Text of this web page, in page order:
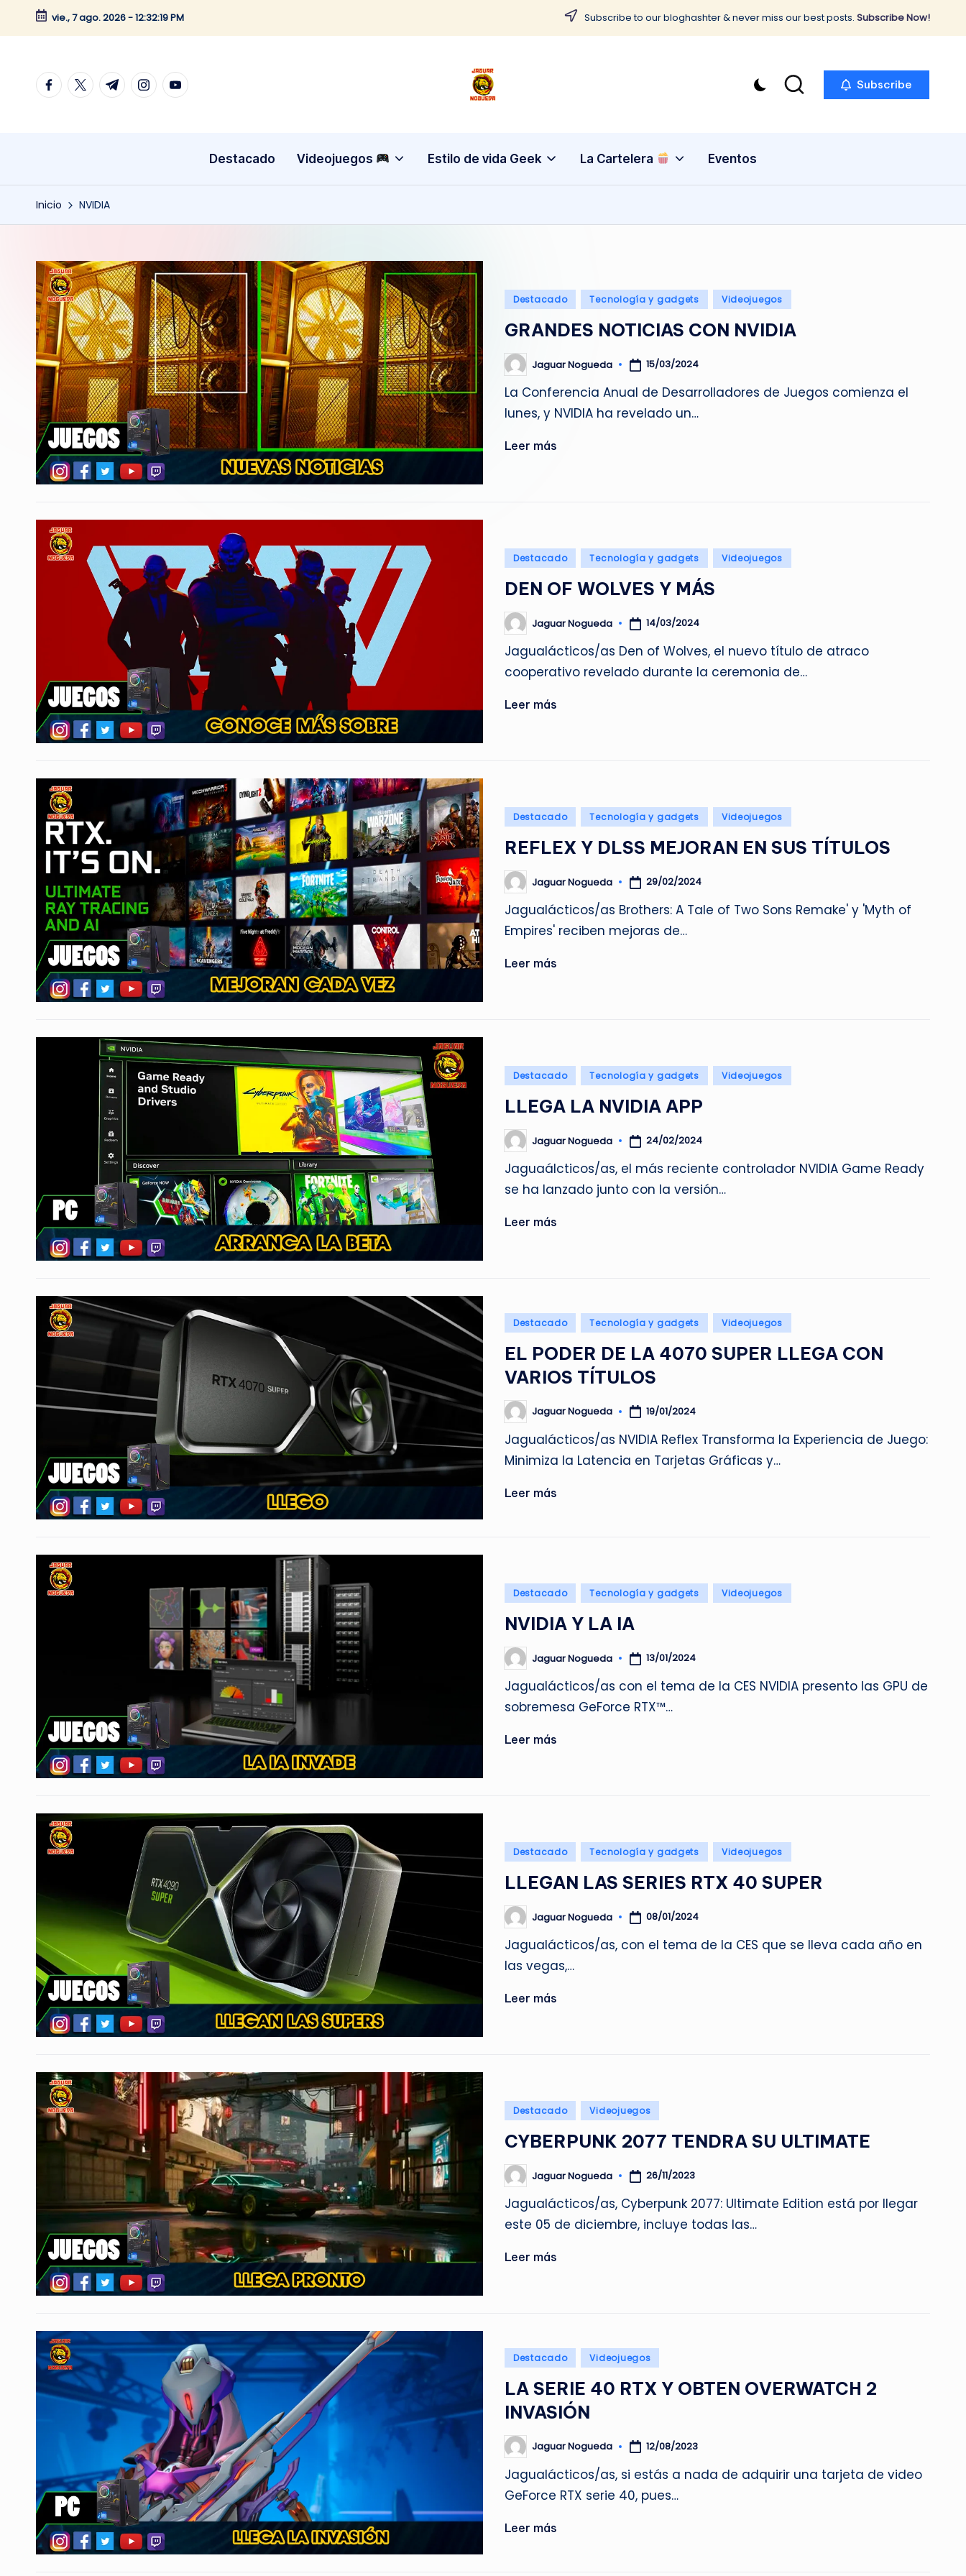
Saltar
contenido
vie., 7 ago. 2026-12:32:20 PM Subscribe to our bloghashter & never miss our best posts. Subscribe Now!
facebook.com
twitter.com
t.me instagram.com
youtube.com
J
g
u
a
u
e
CONTENIDO
Subscribe
Destacado Videojuegos Estilo de vida Geek La Cartelera Eventos
Inicio NVIDIA
Publicado
Destacado Tecnología y gadgets Videojuegos
GRANDES NOTICIAS CON NVIDIA
Publicado
por
Jaguar Nogueda 15/03/2024
La Conferencia Anual de Desarrolladores de Juegos comienza el
lunes, y NVIDIA ha revelado un…
Leer más
Publicado
Destacado Tecnología y gadgets Videojuegos
DEN OF WOLVES Y MÁS
Publicado
por
Jaguar Nogueda 14/03/2024
Jagualácticos/as Den of Wolves, el nuevo título de atraco
cooperativo revelado durante la ceremonia de…
Leer más
Publicado
Destacado Tecnología y gadgets Videojuegos
REFLEX Y DLSS MEJORAN EN SUS TÍTULOS
Publicado
por
Jaguar Nogueda 29/02/2024
Jagualácticos/as Brothers: A Tale of Two Sons Remake' y 'Myth of
Empires' reciben mejoras de…
Leer más
Publicado
Destacado Tecnología y gadgets Videojuegos
LLEGA LA NVIDIA APP
Publicado
por
Jaguar Nogueda 24/02/2024
Jaguaálcticos/as, el más reciente controlador NVIDIA Game Ready
se ha lanzado junto con la versión…
Leer más
Publicado
Destacado Tecnología y gadgets Videojuegos
EL PODER DE LA 4070 SUPER LLEGA CON
VARIOS TÍTULOS
Publicado
por
Jaguar Nogueda 19/01/2024
Jagualácticos/as NVIDIA Reflex Transforma la Experiencia de Juego:
Minimiza la Latencia en Tarjetas Gráficas y…
Leer más
Publicado
Destacado Tecnología y gadgets Videojuegos
NVIDIA Y LA IA
Publicado
por
Jaguar Nogueda 13/01/2024
Jagualácticos/as con el tema de la CES NVIDIA presento las GPU de
sobremesa GeForce RTX™…
Leer más
Publicado
Destacado Tecnología y gadgets Videojuegos
LLEGAN LAS SERIES RTX 40 SUPER
Publicado
por
Jaguar Nogueda 08/01/2024
Jagualácticos/as, con el tema de la CES que se lleva cada año en
las vegas,…
Leer más
Publicado
Destacado Videojuegos
CYBERPUNK 2077 TENDRA SU ULTIMATE
Publicado
por
Jaguar Nogueda 26/11/2023
Jagualácticos/as, Cyberpunk 2077: Ultimate Edition está por llegar
este 05 de diciembre, incluye todas las…
Leer más
Publicado
Destacado Videojuegos
LA SERIE 40 RTX Y OBTEN OVERWATCH 2
INVASIÓN
Publicado
por
Jaguar Nogueda 12/08/2023
Jagualácticos/as, si estás a nada de adquirir una tarjeta de video
GeForce RTX serie 40, pues…
Leer más